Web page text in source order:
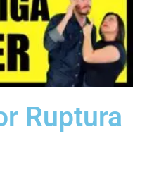
Ruptura